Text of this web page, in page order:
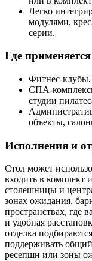
Легко
модулями,
серии.
Где применяется
Фитнес-
СПА-
студии
объекты,
Исполнения и
Стол может
входить в комплект
столешницы и
зонах ожидания,
пространствах, где
и удобная
отделка
поддерживать
ресепшн или зоны